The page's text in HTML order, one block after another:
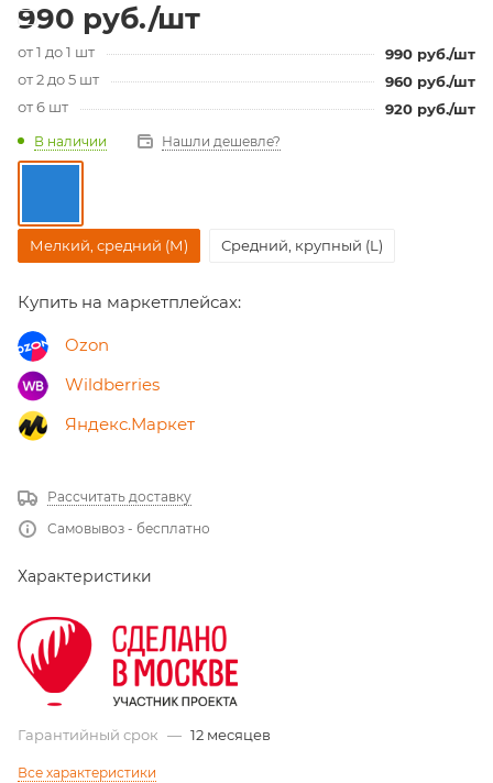
990 руб./шт
от 1 до 1 шт 990 руб./шт
от 2 до 5 шт
960 руб./шт
от 6 шт
920 руб./шт
В наличии Нашли дешевле?
Мелкий, средний (М) Средний, крупный (L)
Купить на маркетплейсах:
Ozon
Wildberries
Яндекс.Маркет
Рассчитать доставку
Самовывоз - бесплатно
Характеристики
Гарантийный срок — 12 месяцев
Все характеристики